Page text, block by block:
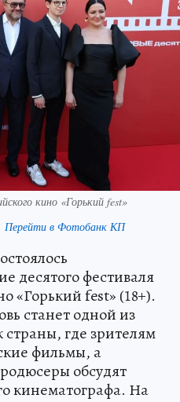
кино «Горький fest»
Перейти в Фотобанк КП
десятого фестиваля
«Горький fest» (18+).
станет одной из
где зрителям
фильмы, а
обсудят
кинематографа. На